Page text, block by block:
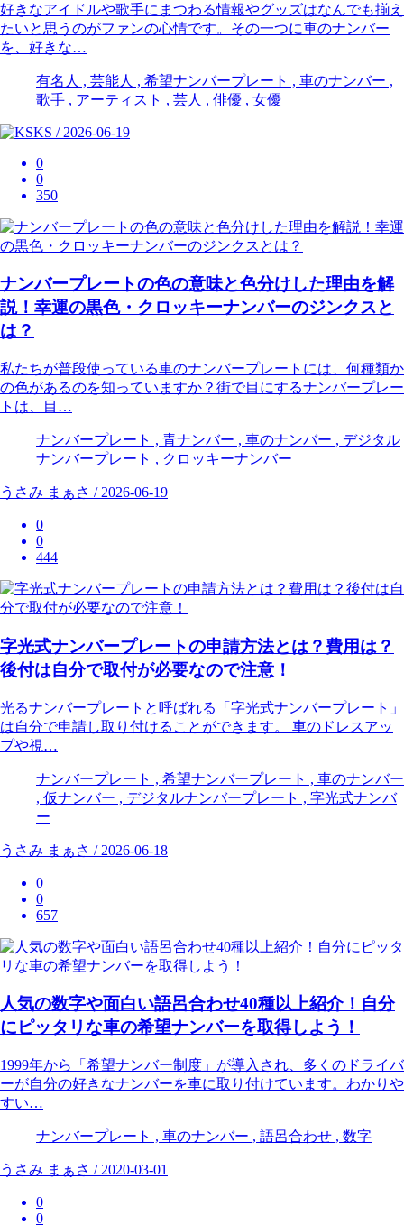
好きなアイドルや歌手にまつわる情報やグッズはなんでも揃え
たいと思うのがファンの心情です。その一つに車のナンバー
を、好きな…
有名人 , 芸能人 , 希望ナンバープレート , 車のナンバー ,
歌手 , アーティスト , 芸人 , 俳優 , 女優
KS / 2026-06-19
0
0
350
ナンバープレートの色の意味と色分けした理由を解
説！幸運の黒色・クロッキーナンバーのジンクスと
は？
私たちが普段使っている車のナンバープレートには、何種類か
の色があるのを知っていますか？街で目にするナンバープレー
トは、目…
ナンバープレート , 青ナンバー , 車のナンバー , デジタル
ナンバープレート , クロッキーナンバー
うさみ まぁさ / 2026-06-19
0
0
444
字光式ナンバープレートの申請方法とは？費用は？
後付は自分で取付が必要なので注意！
光るナンバープレートと呼ばれる「字光式ナンバープレート」
は自分で申請し取り付けることができます。 車のドレスアッ
プや視…
ナンバープレート , 希望ナンバープレート , 車のナンバー
, 仮ナンバー , デジタルナンバープレート , 字光式ナンバ
ー
うさみ まぁさ / 2026-06-18
0
0
657
人気の数字や面白い語呂合わせ40種以上紹介！自分
にピッタリな車の希望ナンバーを取得しよう！
1999年から「希望ナンバー制度」が導入され、多くのドライバ
ーが自分の好きなナンバーを車に取り付けています。わかりや
すい…
ナンバープレート , 車のナンバー , 語呂合わせ , 数字
うさみ まぁさ / 2020-03-01
0
0